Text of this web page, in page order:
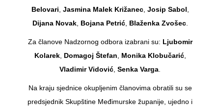
Belovari Jasmina Malek Križanec, Josip Sabol
Dijana Novak, Bojana Petrić, Blaženka Zvošec.
Za članove Nadzornog odbora izabrani su: Ljubomir
Kolarek, Domagoj Štefan Monika Klobučarić,
Vladimir Vidović Senka Varga
Na kraju sjednice okupljenim članovima obratili su se
predsjednik Skupštine Međimurske županije, ujedno i